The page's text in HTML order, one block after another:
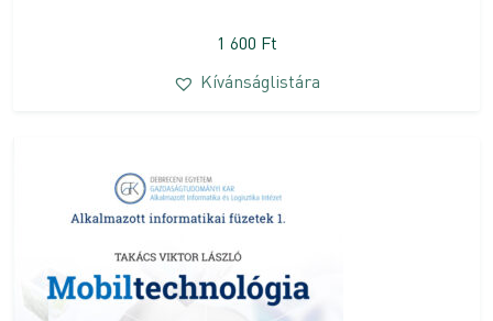
1 600 Ft
Kívánságlistára